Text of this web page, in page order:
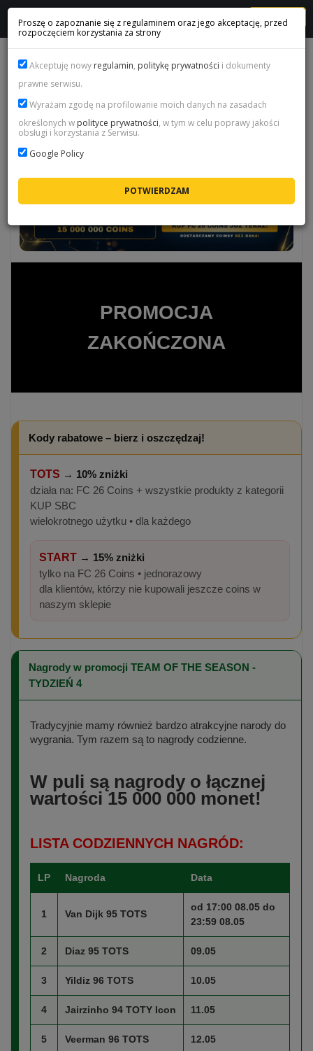
MENU
PROMOCJA TEAM OF THE SEASON (TOTS TYDZIEŃ 4) - FC 26
PROMOCJA
ZAKOŃCZONA
Kody rabatowe – bierz i oszczędzaj!
TOTS → 10% zniżki
działa na: FC 26 Coins + wszystkie produkty z kategorii
KUP SBC
wielokrotnego użytku • dla każdego
START → 15% zniżki
tylko na FC 26 Coins • jednorazowy
dla klientów, którzy nie kupowali jeszcze coins w
naszym sklepie
Nagrody w promocji TEAM OF THE SEASON -
TYDZIEŃ 4
Tradycyjnie mamy również bardzo atrakcyjne narody do
wygrania. Tym razem są to nagrody codzienne.
W puli są nagrody o łącznej
wartości 15 000 000 monet!
LISTA CODZIENNYCH NAGRÓD:
LP Nagroda Data
1 Van Dijk 95 TOTS
od 17:00 08.05 do
23:59 08.05
2 Diaz 95 TOTS 09.05
3 Yildiz 96 TOTS 10.05
4 Jairzinho 94 TOTY Icon 11.05
5 Veerman 96 TOTS 12.05
Proszę o zapoznanie się z regulaminem oraz jego akceptację, przed
rozpoczęciem korzystania za strony
Akceptuję nowy regulamin, politykę prywatności i dokumenty
prawne serwisu.
Wyrażam zgodę na profilowanie moich danych na zasadach
określonych w polityce prywatności, w tym w celu poprawy jakości
obsługi i korzystania z Serwisu.
Google Policy